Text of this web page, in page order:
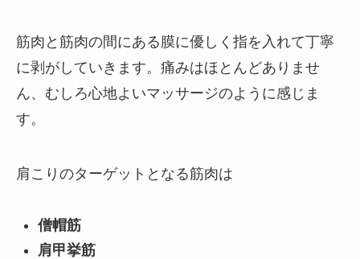
筋肉と筋肉の間にある膜に優しく指を入れて丁寧
に剥がしていきます。痛みはほとんどありませ
ん、むしろ心地よいマッサージのように感じま
す。
肩こりのターゲットとなる筋肉は
僧帽筋
肩甲挙筋